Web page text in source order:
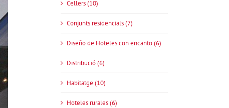
Cellers (10)
Conjunts residencials (7)
Diseño de Hoteles con encanto (6)
Distribució (6)
Habitatge (10)
Hoteles rurales (6)